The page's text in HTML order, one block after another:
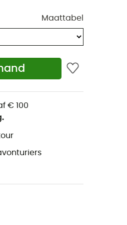
Maattabel
€ 100